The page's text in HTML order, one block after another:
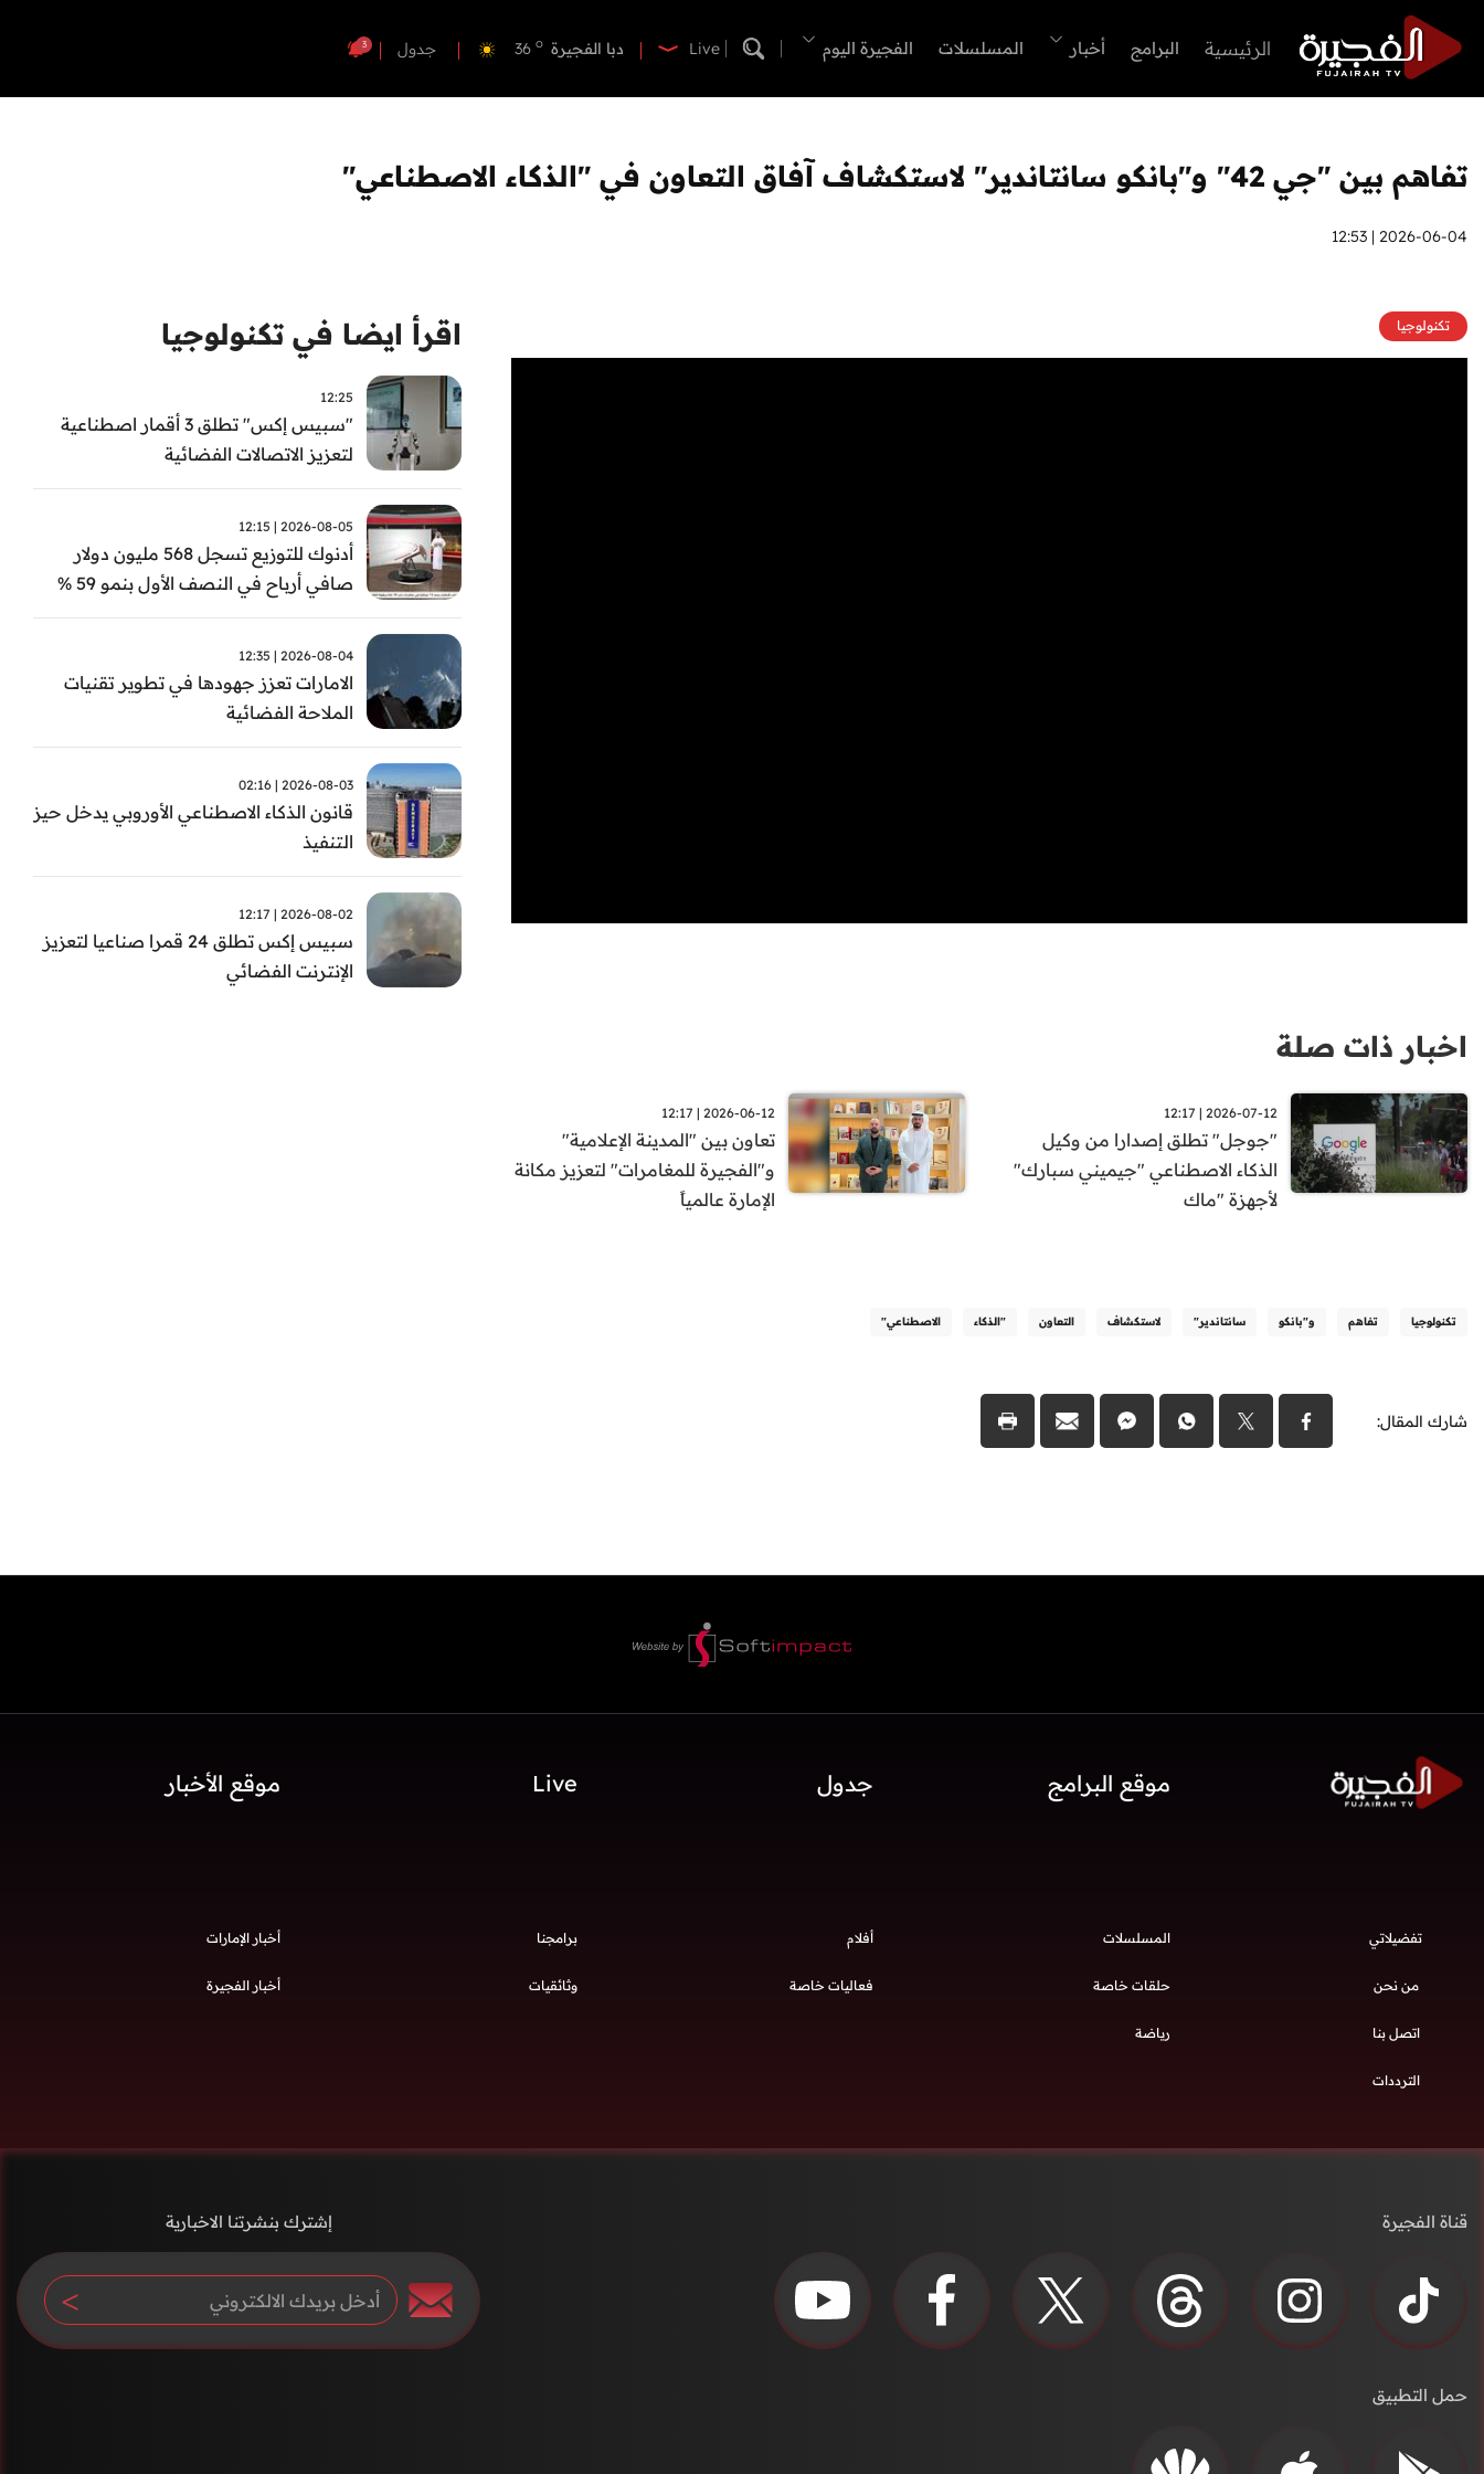
الرئيسية البرامج أخبار المسلسلات الفجيرة اليوم Live دبا الفجيرة 36 o
أم القيوين 39 o
جدول 3
تفاهم بين "جي 42" و"بانكو سانتاندير" لاستكشاف آفاق التعاون في "الذكاء الاصطناعي"
2026-06-04 | 12:53
تكنولوجيا
اخبار ذات صلة
2026-07-12 | 12:17
"جوجل" تطلق إصدارا من وكيل
الذكاء الاصطناعي "جيميني سبارك"
لأجهزة "ماك
2026-06-12 | 12:17
تعاون بين "المدينة الإعلامية"
و"الفجيرة للمغامرات" لتعزيز مكانة
الإمارة عالمياً
تكنولوجيا تفاهم و"بانكو سانتاندير" لاستكشاف التعاون "الذكاء الاصطناعي"
شارك المقال:
اقرأ ايضا في تكنولوجيا
12:25
"سبيس إكس" تطلق 3 أقمار اصطناعية
لتعزيز الاتصالات الفضائية
2026-08-05 | 12:15
أدنوك للتوزيع تسجل 568 مليون دولار
صافي أرباح في النصف الأول بنمو 59 %
2026-08-04 | 12:35
الامارات تعزز جهودها في تطوير تقنيات
الملاحة الفضائية
2026-08-03 | 02:16
قانون الذكاء الاصطناعي الأوروبي يدخل حيز
التنفيذ
2026-08-02 | 12:17
سبيس إكس تطلق 24 قمرا صناعيا لتعزيز
الإنترنت الفضائي
موقع البرامج جدول Live موقع الأخبار
تفضيلاتي
من نحن
اتصل بنا
الترددات
المسلسلات أفلام برامجنا
حلقات خاصة فعاليات خاصة وثائقيات
رياضة
أخبار الإمارات
أخبار الفجيرة
قناة الفجيرة
حمل التطبيق
إشترك بنشرتنا الاخبارية